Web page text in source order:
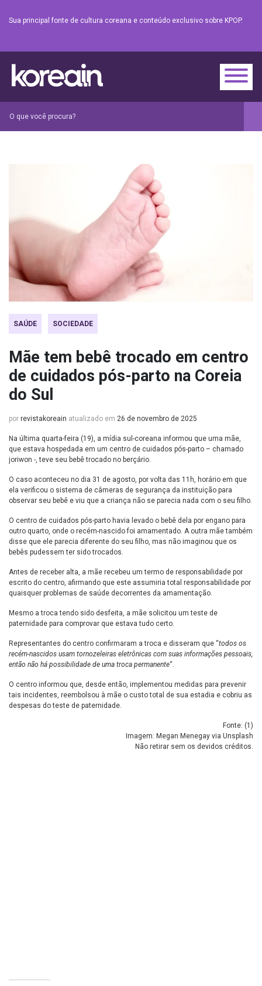
Sua principal fonte de cultura coreana e conteúdo exclusivo sobre KPOP.
SAÚDE SOCIEDADE
Mãe tem bebê trocado em centro
de cuidados pós-parto na Coreia
do Sul
por revistakoreain atualizado em 26 de novembro de 2025
Na última quarta-feira (19), a mídia sul-coreana informou que uma mãe,
que estava hospedada em um centro de cuidados pós-parto – chamado
joriwon -, teve seu bebê trocado no berçário.
O caso aconteceu no dia 31 de agosto, por volta das 11h, horário em que
ela verificou o sistema de câmeras de segurança da instituição para
observar seu bebê e viu que a criança não se parecia nada com o seu filho.
O centro de cuidados pós-parto havia levado o bebê dela por engano para
outro quarto, onde o recém-nascido foi amamentado. A outra mãe também
disse que ele parecia diferente do seu filho, mas não imaginou que os
bebês pudessem ter sido trocados.
Antes de receber alta, a mãe recebeu um termo de responsabilidade por
escrito do centro, afirmando que este assumiria total responsabilidade por
quaisquer problemas de saúde decorrentes da amamentação.
Mesmo a troca tendo sido desfeita, a mãe solicitou um teste de
paternidade para comprovar que estava tudo certo.
Representantes do centro confirmaram a troca e disseram que “todos os
recém-nascidos usam tornozeleiras eletrônicas com suas informações pessoais,
então não há possibilidade de uma troca permanente“.
O centro informou que, desde então, implementou medidas para prevenir
tais incidentes, reembolsou à mãe o custo total de sua estadia e cobriu as
despesas do teste de paternidade.
Fonte: (1 )
Imagem: Megan Menegay via Unsplash
Não retirar sem os devidos créditos.